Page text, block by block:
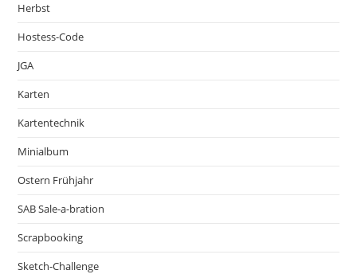
Herbst
Hostess-Code
JGA
Karten
Kartentechnik
Minialbum
Ostern Frühjahr
SAB Sale-a-bration
Scrapbooking
Sketch-Challenge